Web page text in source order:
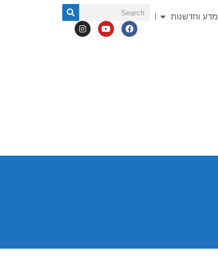
מדע וחדשנות